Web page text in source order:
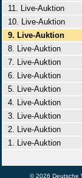
11. Live-Auktion
10. Live-Auktion
9. Live-Auktion
8. Live-Auktion
7. Live-Auktion
6. Live-Auktion
5. Live-Auktion
4. Live-Auktion
3. Live-Auktion
2. Live-Auktion
1. Live-Auktion
© 2026 Deutsche